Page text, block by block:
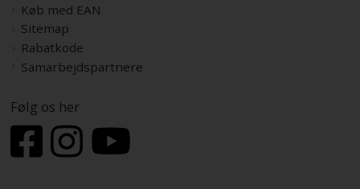
Køb med EAN
Sitemap
Rabatkode
Samarbejdspartnere
Følg os her